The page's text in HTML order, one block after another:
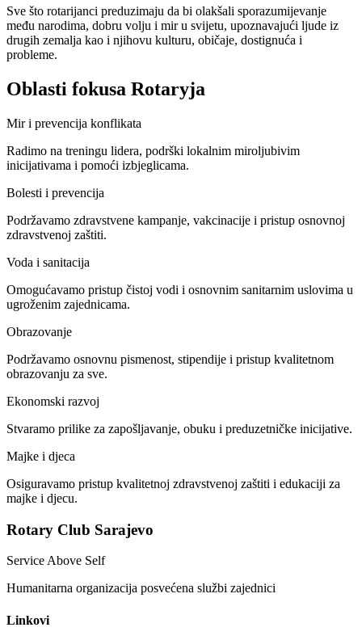
Sve što rotarijanci preduzimaju da bi olakšali sporazumijevanje
među narodima, dobru volju i mir u svijetu, upoznavajući ljude iz
drugih zemalja kao i njihovu kulturu, običaje, dostignuća i
probleme.
Oblasti fokusa Rotaryja
Mir i prevencija konflikata
Radimo na treningu lidera, podrški lokalnim miroljubivim
inicijativama i pomoći izbjeglicama.
Bolesti i prevencija
Podržavamo zdravstvene kampanje, vakcinacije i pristup osnovnoj
zdravstvenoj zaštiti.
Voda i sanitacija
Omogućavamo pristup čistoj vodi i osnovnim sanitarnim uslovima u
ugroženim zajednicama.
Obrazovanje
Podržavamo osnovnu pismenost, stipendije i pristup kvalitetnom
obrazovanju za sve.
Ekonomski razvoj
Stvaramo prilike za zapošljavanje, obuku i preduzetničke inicijative.
Majke i djeca
Osiguravamo pristup kvalitetnoj zdravstvenoj zaštiti i edukaciji za
majke i djecu.
Rotary Club Sarajevo
Service Above Self
Humanitarna organizacija posvećena službi zajednici
Linkovi